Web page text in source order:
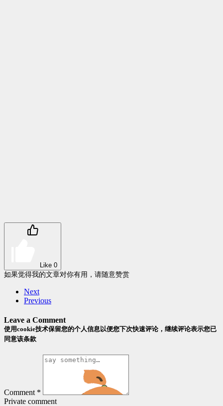
Like 0
如果觉得我的文章对你有用，请随意赞赏
Next
Previous
Leave a Comment
使用cookie技术保留您的个人信息以便您下次快速评论，继续评论表示您已
同意该条款
Comment *
Private comment